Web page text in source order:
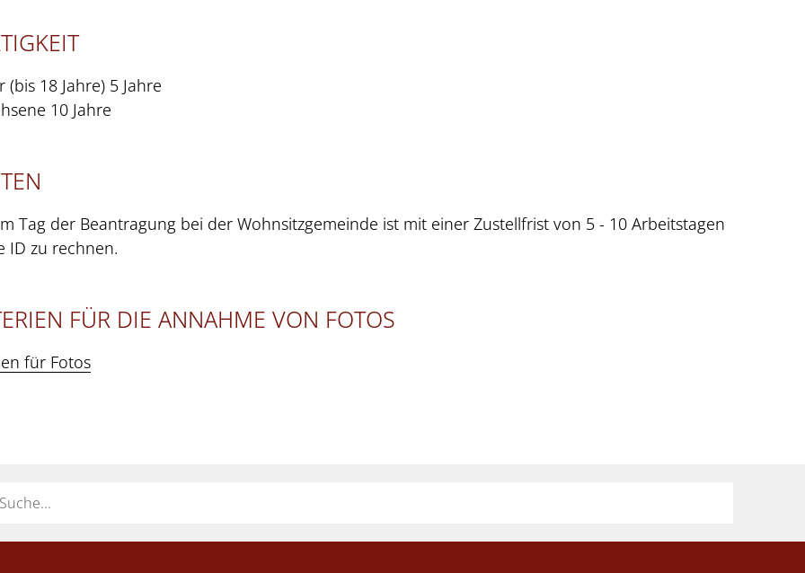
WEG BITSCH-LALDEN
(bis 18 Jahre) 5 Jahre
10 Jahre
Tag der Beantragung bei der Wohnsitzgemeinde ist mit einer Zustellfrist von 5 - 10 Arbeitstagen
ID zu rechnen.
FÜR DIE ANNAHME VON FOTOS
für Fotos